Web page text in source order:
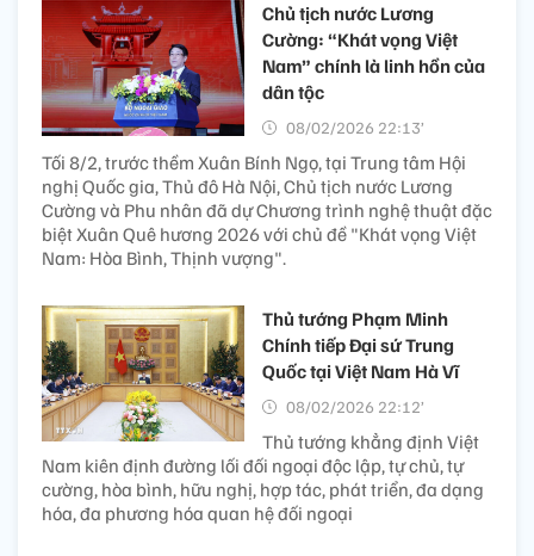
Chủ tịch nước Lương
Cường: “Khát vọng Việt
Nam” chính là linh hồn của
dân tộc
08/02/2026 22:13’
Tối 8/2, trước thềm Xuân Bính Ngọ, tại Trung tâm Hội
nghị Quốc gia, Thủ đô Hà Nội, Chủ tịch nước Lương
Cường và Phu nhân đã dự Chương trình nghệ thuật đặc
biệt Xuân Quê hương 2026 với chủ đề "Khát vọng Việt
Nam: Hòa Bình, Thịnh vượng".
Thủ tướng Phạm Minh
Chính tiếp Đại sứ Trung
Quốc tại Việt Nam Hà Vĩ
08/02/2026 22:12’
Thủ tướng khẳng định Việt
Nam kiên định đường lối đối ngoại độc lập, tự chủ, tự
cường, hòa bình, hữu nghị, hợp tác, phát triển, đa dạng
hóa, đa phương hóa quan hệ đối ngoại